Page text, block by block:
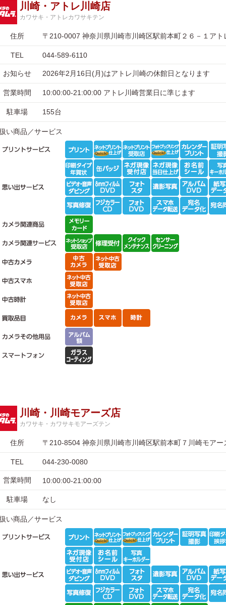
川崎・アトレ川崎店
カワサキ・アトレカワサキテン
住所 〒210-0007 神奈川県川崎市川崎区駅前本町２６－１アト
TEL 044-589-6110
お知らせ 2026年2月16日(月)はアトレ川崎の休館日となります
営業時間 10:00:00-21:00:00 アトレ川崎営業日に準じます
駐車場 155台
い商品／サービス
川崎・川崎モアーズ店
カワサキ・カワサキモアーズテン
住所 〒210-8504 神奈川県川崎市川崎区駅前本町７川崎モアー
TEL 044-230-0080
営業時間 10:00:00-21:00:00
駐車場 なし
い商品／サービス